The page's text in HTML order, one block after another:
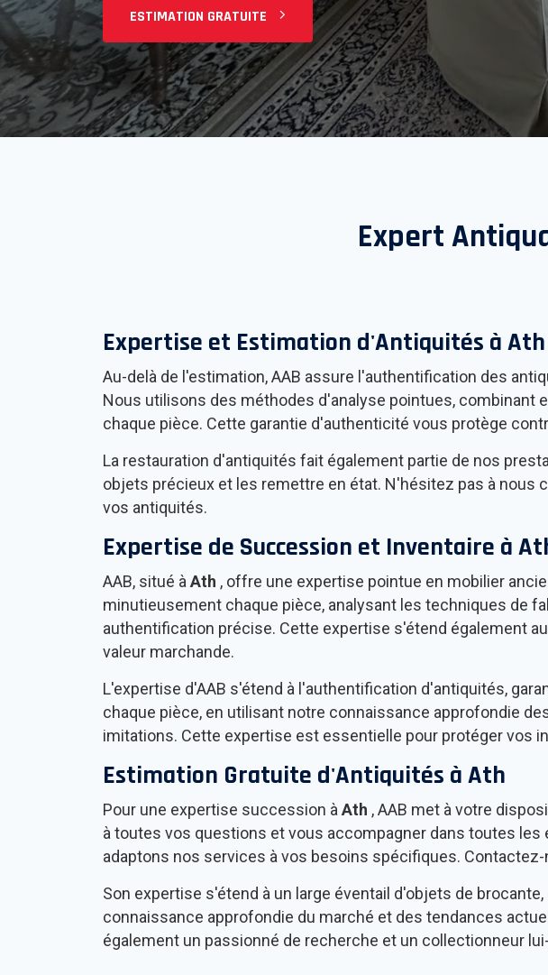
ESTIMATION GRATUITE
Expert
Expertise et Estimation d'Antiquités àAth
Au-delà de l'estimation, AAB assure l'authentification des
Nous utilisons des méthodes d'analyse pointues, combinant
chaque pièce. Cette garantie d'authenticité vous protège
La restauration d'antiquités fait également partie de nos
objets précieux et les remettre en état. N'hésitez pas à nous
vos antiquités.
Expertise de Succession et Inventaire à
AAB, situé à Ath , offre une expertise pointue en mobilier
minutieusement chaque pièce, analysant les techniques de
authentification précise. Cette expertise s'étend également
valeur marchande.
L'expertise d'AAB s'étend à l'authentification d'antiquités,
chaque pièce, en utilisant notre connaissance approfondie
imitations. Cette expertise est essentielle pour protéger vos
Estimation Gratuite d'Antiquités àAth
Pour une expertise succession à Ath , AAB met à votre
à toutes vos questions et vous accompagner dans toutes
adaptons nos services à vos besoins spécifiques.
Son expertise s'étend à un large éventail d'objets de
connaissance approfondie du marché et des tendances
également un passionné de recherche et un collectionneur